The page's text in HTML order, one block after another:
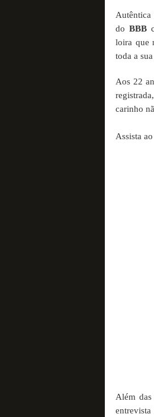
Autêntica
do BBB
loira que
toda a
Aos 22
carinho
Assista
Além
entrevista